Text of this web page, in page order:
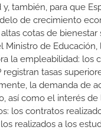
también, para que
de crecimiento
cotas de bienestar
Ministro de Educación,
la empleabilidad: los
tasas
la demanda de
así como el interés de
los contratos
realizados a los